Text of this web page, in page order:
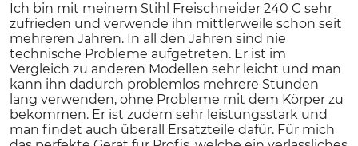
Ich bin mit meinem Stihl Freischneider 240 C sehr
zufrieden und verwende ihn mittlerweile schon seit
mehreren Jahren. In all den Jahren sind nie
technische Probleme aufgetreten. Er ist im
Vergleich zu anderen Modellen sehr leicht und man
kann ihn dadurch problemlos mehrere Stunden
lang verwenden, ohne Probleme mit dem Körper zu
bekommen. Er ist zudem sehr leistungsstark und
man findet auch überall Ersatzteile dafür. Für mich